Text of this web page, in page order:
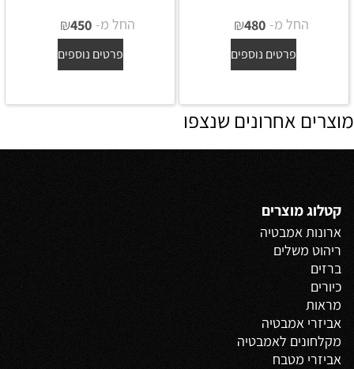
החל מ- ₪480
פרטים נוספים
החל מ- ₪450
פרטים נוספים
מוצרים אחרונים שנצפו
קטלוג מוצרים
ארונות אמבטיה
ריהוט משלים
ברזים
כיורים
מראות
אביזרי אמבטיה
מקלחונים לאמבטיה
אביזרי מטבח